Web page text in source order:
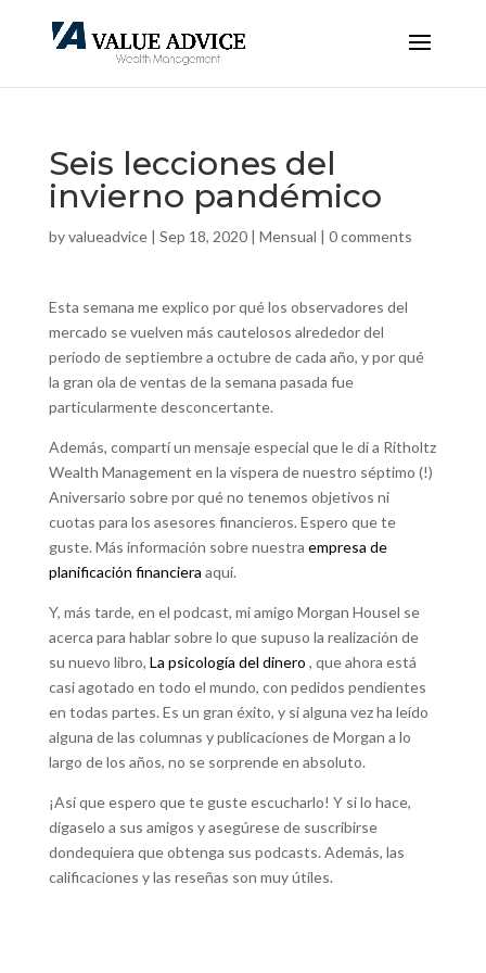
Seis lecciones del
invierno pandémico
byvalueadvice| Sep 18, 2020| Mensual | 0 comments
Esta semana me explico por qué los observadores del
mercado se vuelven más cautelosos alrededor del
período de septiembre a octubre de cada año, y por qué
la gran ola de ventas de la semana pasada fue
particularmente desconcertante.
Además, compartí un mensaje especial que le di a Ritholtz
Wealth Management en la víspera de nuestro séptimo (!)
Aniversario sobre por qué no tenemos objetivos ni
cuotas para los asesores financieros. Espero que te
guste. Más información sobre nuestra empresa de
planificación financiera aquí.
Y, más tarde, en el podcast, mi amigo Morgan Housel se
acerca para hablar sobre lo que supuso la realización de
su nuevo libro, La psicología del dinero , que ahora está
casi agotado en todo el mundo, con pedidos pendientes
en todas partes. Es un gran éxito, y si alguna vez ha leído
alguna de las columnas y publicaciones de Morgan a lo
largo de los años, no se sorprende en absoluto.
¡Así que espero que te guste escucharlo! Y si lo hace,
dígaselo a sus amigos y asegúrese de suscribirse
dondequiera que obtenga sus podcasts. Además, las
calificaciones y las reseñas son muy útiles.